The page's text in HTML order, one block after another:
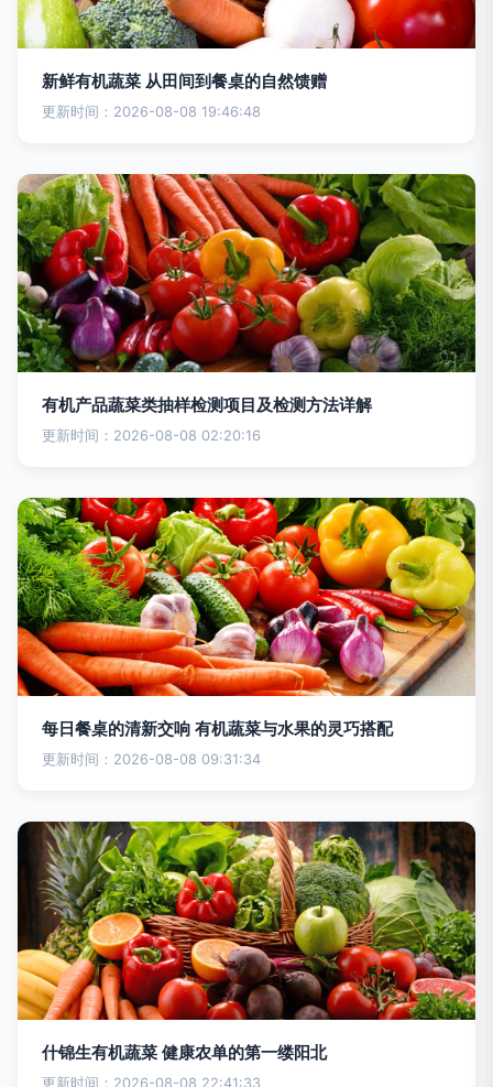
新鲜有机蔬菜 从田间到餐桌的自然馈赠
更新时间：2026-08-08 19:46:48
有机产品蔬菜类抽样检测项目及检测方法详解
更新时间：2026-08-08 02:20:16
每日餐桌的清新交响 有机蔬菜与水果的灵巧搭配
更新时间：2026-08-08 09:31:34
什锦生有机蔬菜 健康农单的第一缕阳北
更新时间：2026-08-08 22:41:33